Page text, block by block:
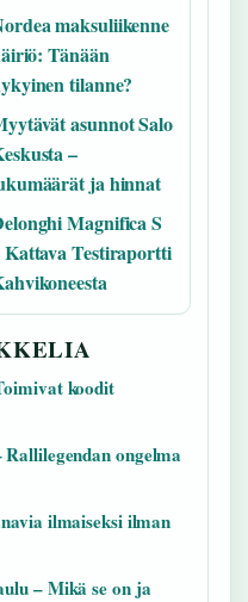
maksuliikenne
Tänään
tilanne?
asunnot Salo
–
ja hinnat
Magnifica S
Kattava Testiraportti
koodit
ongelma
ilmaiseksi ilman
– Mikä se on ja